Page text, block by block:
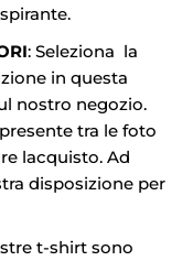
: Seleziona la
in questa
nostro negozio.
tra le foto
lacquisto. Ad
disposizione per
t-shirt sono